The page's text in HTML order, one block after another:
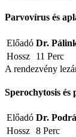
Parvovírus és
Előadó Dr.
Hossz
11 Perc
A rendezvény
Sperochytosis és
Előadó Dr.
Hossz 8 Perc